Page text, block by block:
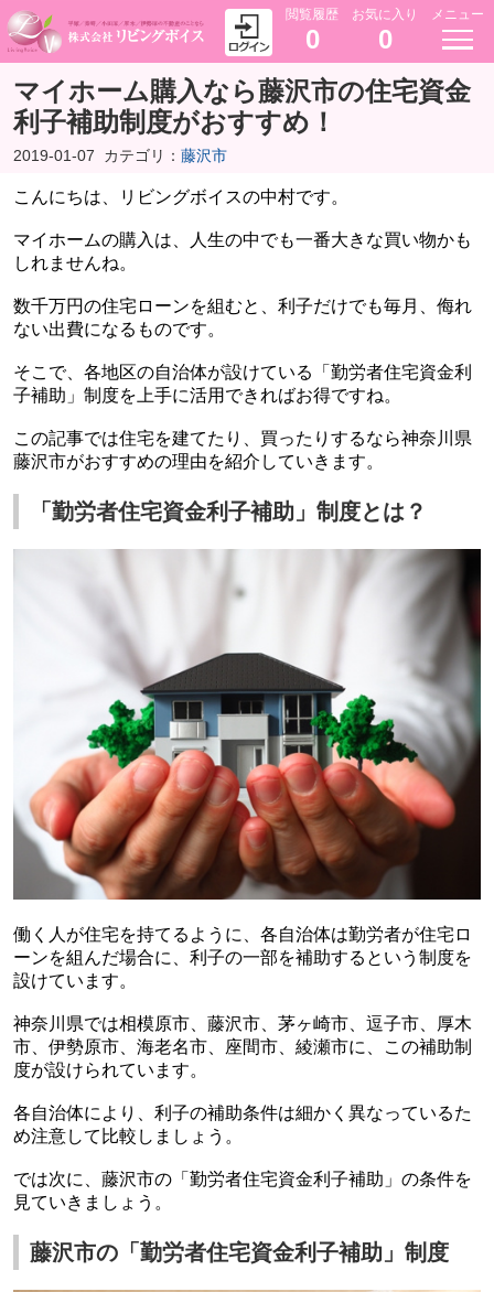
閲覧履歴
0
お気に入り
0
メニュー
マイホーム購入なら藤沢市の住宅資金
利子補助制度がおすすめ！
2019-01-07 カテゴリ： 藤沢市
こんにちは、リビングボイスの中村です。
マイホームの購入は、人生の中でも一番大きな買い物かも
しれませんね。
数千万円の住宅ローンを組むと、利子だけでも毎月、侮れ
ない出費になるものです。
そこで、各地区の自治体が設けている「勤労者住宅資金利
子補助」制度を上手に活用できればお得ですね。
この記事では住宅を建てたり、買ったりするなら神奈川県
藤沢市がおすすめの理由を紹介していきます。
「勤労者住宅資金利子補助」制度とは？
働く人が住宅を持てるように、各自治体は勤労者が住宅ロ
ーンを組んだ場合に、利子の一部を補助するという制度を
設けています。
神奈川県では相模原市、藤沢市、茅ヶ崎市、逗子市、厚木
市、伊勢原市、海老名市、座間市、綾瀬市に、この補助制
度が設けられています。
各自治体により、利子の補助条件は細かく異なっているた
め注意して比較しましょう。
では次に、藤沢市の「勤労者住宅資金利子補助」の条件を
見ていきましょう。
藤沢市の「勤労者住宅資金利子補助」制度